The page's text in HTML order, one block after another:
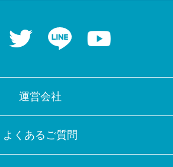
Facebook Twitter LINE
運営会社
よくあるご質問